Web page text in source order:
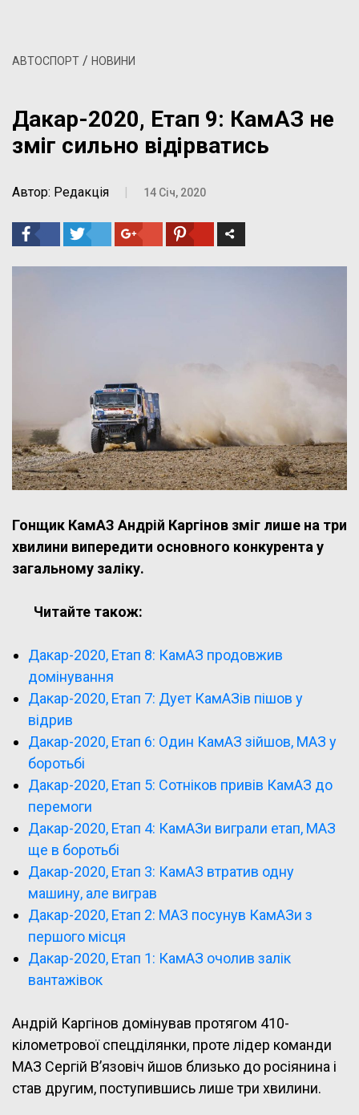
АВТОСПОРТ / НОВИНИ
Дакар-2020, Етап 9: КамАЗ не
зміг сильно відірватись
Автор: Редакція 14 Січ, 2020
Гонщик КамАЗ Андрій Каргінов зміг лише на три
хвилини випередити основного конкурента у
загальному заліку.
Читайте також:
Дакар-2020, Етап 8: КамАЗ продовжив
домінування
Дакар-2020, Етап 7: Дует КамАЗів пішов у
відрив
Дакар-2020, Етап 6: Один КамАЗ зійшов, МАЗ у
боротьбі
Дакар-2020, Етап 5: Сотніков привів КамАЗ до
перемоги
Дакар-2020, Етап 4: КамАЗи виграли етап, МАЗ
ще в боротьбі
Дакар-2020, Етап 3: КамАЗ втратив одну
машину, але виграв
Дакар-2020, Етап 2: МАЗ посунув КамАЗи з
першого місця
Дакар-2020, Етап 1: КамАЗ очолив залік
вантажівок
Андрій Каргінов домінував протягом 410-
кілометрової спецділянки, проте лідер команди
МАЗ Сергій В’язовіч йшов близько до росіянина і
став другим, поступившись лише три хвилини.